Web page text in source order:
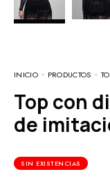
INICIO PRODUCTOS
Top con diseño de diamante
de
SIN EXISTENCIAS